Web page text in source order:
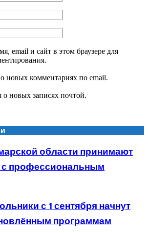
email и сайт в этом браузере для
новых комментариях по email.
о новых записях почтой.
области принимают
с профессиональным
с 1 сентября начнут
программам